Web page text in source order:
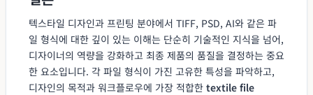
텍스타일 디자인과 프린팅 분야에서 TIFF, PSD, AI와 같은 파
일 형식에 대한 깊이 있는 이해는 단순히 기술적인 지식을 넘어,
디자이너의 역량을 강화하고 최종 제품의 품질을 결정하는 중요
한 요소입니다. 각 파일 형식이 가진 고유한 특성을 파악하고,
디자인의 목적과 워크플로우에 가장 적합한 textile file